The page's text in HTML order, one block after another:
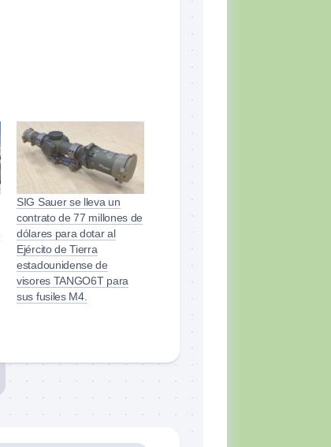
SIG Sauer se lleva un
contrato de 77 millones de
dólares para dotar al
Ejército de Tierra
estadounidense de
visores TANGO6T para
sus fusiles M4.